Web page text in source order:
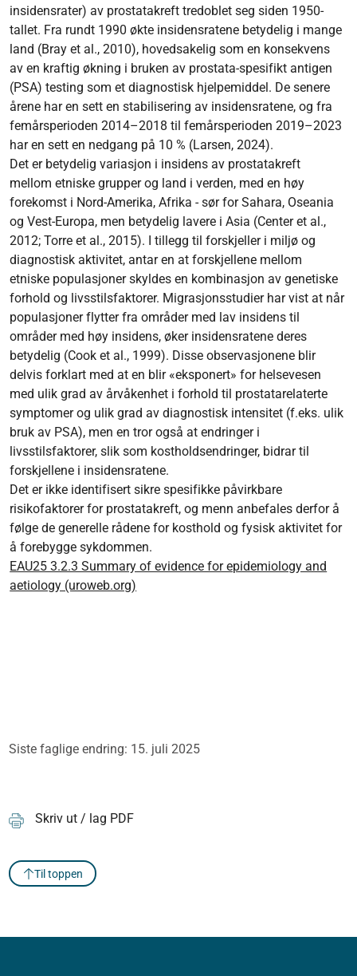
insidensrater) av prostatakreft tredoblet seg siden 1950-
tallet. Fra rundt 1990 økte insidensratene betydelig i mange
land (Bray et al., 2010), hovedsakelig som en konsekvens
av en kraftig økning i bruken av prostata-spesifikt antigen
(PSA) testing som et diagnostisk hjelpemiddel. De senere
årene har en sett en stabilisering av insidensratene, og fra
femårsperioden 2014–2018 til femårsperioden 2019–2023
har en sett en nedgang på 10 % (Larsen, 2024).
Det er betydelig variasjon i insidens av prostatakreft
mellom etniske grupper og land i verden, med en høy
forekomst i Nord-Amerika, Afrika - sør for Sahara, Oseania
og Vest-Europa, men betydelig lavere i Asia (Center et al.,
2012; Torre et al., 2015). I tillegg til forskjeller i miljø og
diagnostisk aktivitet, antar en at forskjellene mellom
etniske populasjoner skyldes en kombinasjon av genetiske
forhold og livsstilsfaktorer. Migrasjonsstudier har vist at når
populasjoner flytter fra områder med lav insidens til
områder med høy insidens, øker insidensratene deres
betydelig (Cook et al., 1999). Disse observasjonene blir
delvis forklart med at en blir «eksponert» for helsevesen
med ulik grad av årvåkenhet i forhold til prostatarelaterte
symptomer og ulik grad av diagnostisk intensitet (f.eks. ulik
bruk av PSA), men en tror også at endringer i
livsstilsfaktorer, slik som kostholdsendringer, bidrar til
forskjellene i insidensratene.
Det er ikke identifisert sikre spesifikke påvirkbare
risikofaktorer for prostatakreft, og menn anbefales derfor å
følge de generelle rådene for kosthold og fysisk aktivitet for
å forebygge sykdommen.
EAU25 3.2.3 Summary of evidence for epidemiology and
aetiology (uroweb.org)
Siste faglige endring: 15. juli 2025
Skriv ut / lag PDF
Til toppen